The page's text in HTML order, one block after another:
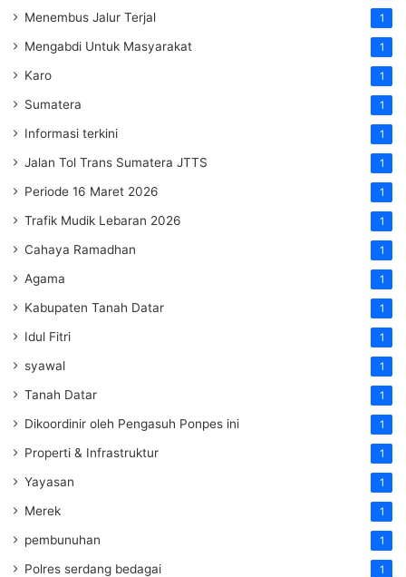
Menembus Jalur Terjal 1
Mengabdi Untuk Masyarakat 1
Karo 1
Sumatera 1
Informasi terkini 1
Jalan Tol Trans Sumatera JTTS 1
Periode 16 Maret 2026 1
Trafik Mudik Lebaran 2026 1
Cahaya Ramadhan 1
Agama 1
Kabupaten Tanah Datar 1
Idul Fitri 1
syawal 1
Tanah Datar 1
Dikoordinir oleh Pengasuh Ponpes ini 1
Properti & Infrastruktur 1
Yayasan 1
Merek 1
pembunuhan 1
Polres serdang bedagai 1